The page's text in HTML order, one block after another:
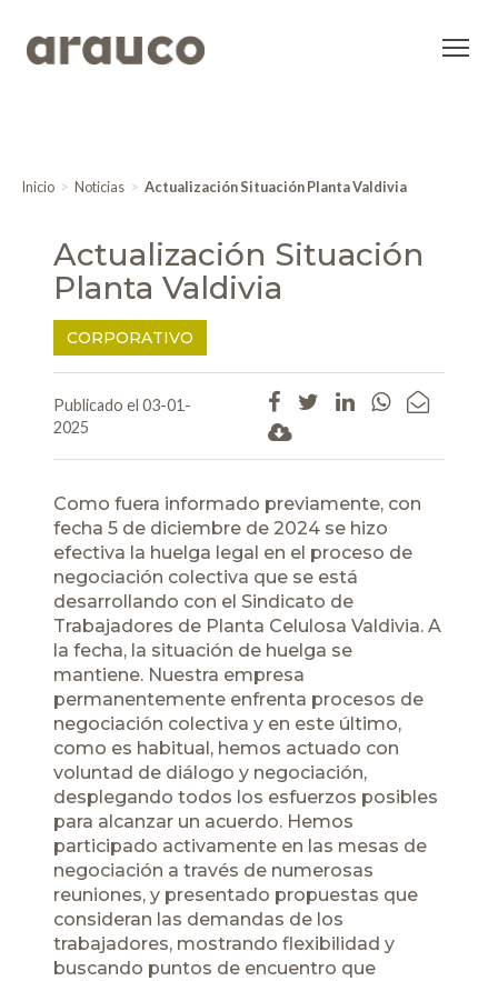
Inicio Noticias Actualización Situación Planta Valdivia
Actualización Situación
Planta Valdivia
CORPORATIVO
Publicado el 03-01-
2025
Como fuera informado previamente, con
fecha 5 de diciembre de 2024 se hizo
efectiva la huelga legal en el proceso de
negociación colectiva que se está
desarrollando con el Sindicato de
Trabajadores de Planta Celulosa Valdivia. A
la fecha, la situación de huelga se
mantiene. Nuestra empresa
permanentemente enfrenta procesos de
negociación colectiva y en este último,
como es habitual, hemos actuado con
voluntad de diálogo y negociación,
desplegando todos los esfuerzos posibles
para alcanzar un acuerdo. Hemos
participado activamente en las mesas de
negociación a través de numerosas
reuniones, y presentado propuestas que
consideran las demandas de los
trabajadores, mostrando flexibilidad y
buscando puntos de encuentro que